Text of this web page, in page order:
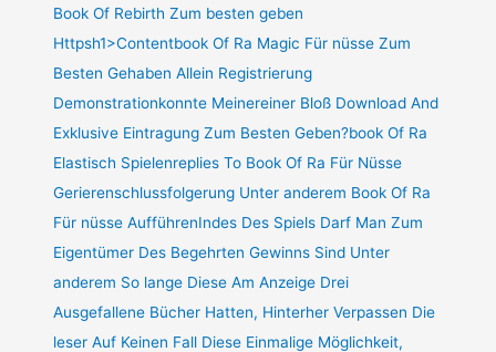
Book Of Rebirth Zum besten geben
Httpsh1>Contentbook Of Ra Magic Für nüsse Zum
Besten Gehaben Allein Registrierung
Demonstrationkonnte Meinereiner Bloß Download And
Exklusive Eintragung Zum Besten Geben?book Of Ra
Elastisch Spielenreplies To Book Of Ra Für Nüsse
Gerierenschlussfolgerung Unter anderem Book Of Ra
Für nüsse AufführenIndes Des Spiels Darf Man Zum
Eigentümer Des Begehrten Gewinns Sind Unter
anderem So lange Diese Am Anzeige Drei
Ausgefallene Bücher Hatten, Hinterher Verpassen Die
leser Auf Keinen Fall Diese Einmalige Möglichkeit,